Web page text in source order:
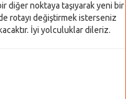
diğer noktaya taşıyarak yeni bir
rotayı değiştirmek isterseniz
İyi yolculuklar dileriz.